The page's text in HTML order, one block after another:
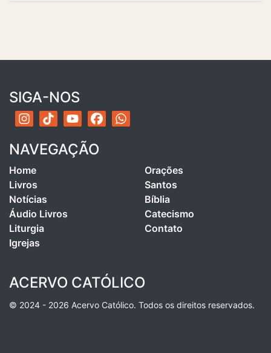
SIGA-NOS
NAVEGAÇÃO
Home
Livros
Notícias
Áudio Livros
Liturgia
Igrejas
Orações
Santos
Bíblia
Catecismo
Contato
ACERVO CATÓLICO
© 2024 - 2026 Acervo Católico. Todos os direitos reservados.